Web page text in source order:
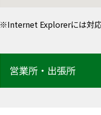
※Internet Explorerには対応
営業所・出張所